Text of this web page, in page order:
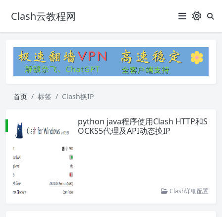
Clash云教程网
首页 标签 Clash换IP
python java程序使用Clash HTTP和S
OCKS5代理及API动态换IP
Clash详细配置